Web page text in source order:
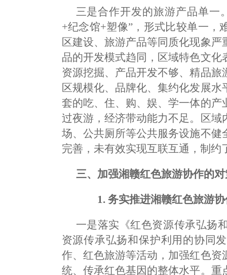
三是合作开发的旅游产品单一
+纪念馆+塑像”，形式比较单一，
区建设、旅游产品等同质化现象
品的开发模式趋同，区域特色文
资源挖掘、产品开发不够、精品
区规模化、品牌化、集约化发展
套的吃、住、购、娱、学一体的
过夜游，经济带动能力不足。区
场、公共厕所等公共服务设施不
完善，未有效实现互联互通，制约
三、加强湘赣红色旅游协作的
1. 务实推进湘赣红色旅游协
一是落实《红色资源传承弘扬
资源传承弘扬和保护利用的协同
作、红色旅游等活动，加强红色
统、传承红色基因的整体水平。